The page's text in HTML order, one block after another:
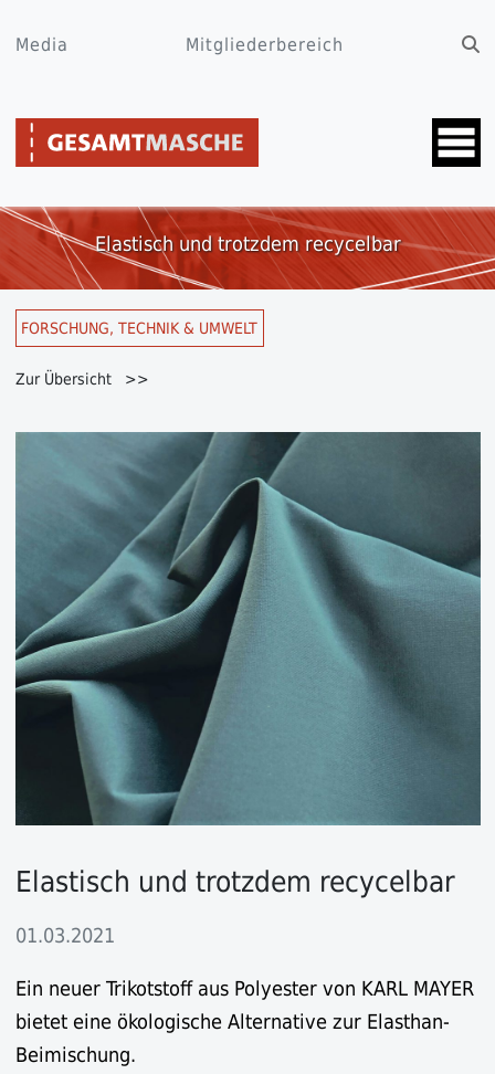
Media Mitgliederbereich
Elastisch und trotzdem recycelbar
FORSCHUNG, TECHNIK & UMWELT
Zur Übersicht >>
Elastisch und trotzdem recycelbar
01.03.2021
Ein neuer Trikotstoff aus Polyester von KARL MAYER
bietet eine ökologische Alternative zur Elasthan-
Beimischung.